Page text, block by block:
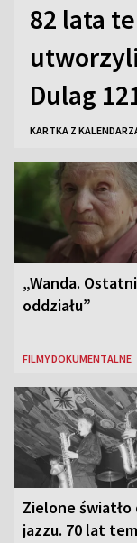
82 lata
Dulag
KARTKA Z
„Wanda.
oddziału”
FILMY DOKUMENTALNE
Zielone światło
jazzu. 70 lat